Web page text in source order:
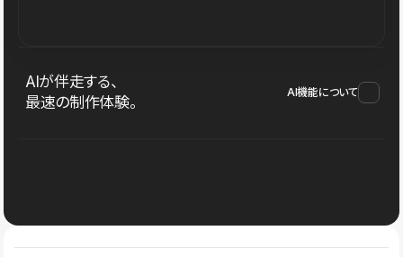
AIが伴走する、
最速の制作体験。
AI機能について